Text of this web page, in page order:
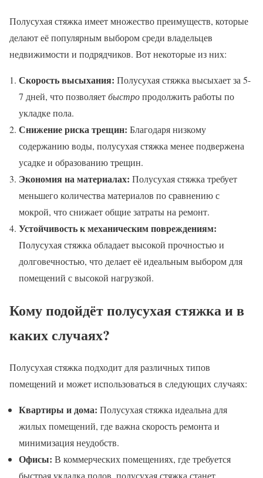
Полусухая стяжка имеет множество преимуществ, которые
делают её популярным выбором среди владельцев
недвижимости и подрядчиков. Вот некоторые из них:
Скорость высыхания: Полусухая стяжка высыхает за 5-
7 дней, что позволяетбыстропродолжить работы по
укладке пола.
Снижение риска трещин: Благодаря низкому
содержанию воды, полусухая стяжка менее подвержена
усадке и образованию трещин.
Экономия на материалах: Полусухая стяжка требует
меньшего количества материалов по сравнению с
мокрой, что снижает общие затраты на ремонт.
Устойчивость к механическим повреждениям:
Полусухая стяжка обладает высокой прочностью и
долговечностью, что делает её идеальным выбором для
помещений с высокой нагрузкой.
Кому подойдёт полусухая стяжка и в
каких случаях?
Полусухая стяжка подходит для различных типов
помещений и может использоваться в следующих случаях:
Квартиры и дома: Полусухая стяжка идеальна для
жилых помещений, где важна скорость ремонта и
минимизация неудобств.
Офисы: В коммерческих помещениях, где требуется
быстрая укладка полов, полусухая стяжка станет